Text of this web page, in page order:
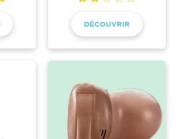
DÉCOUVRIR